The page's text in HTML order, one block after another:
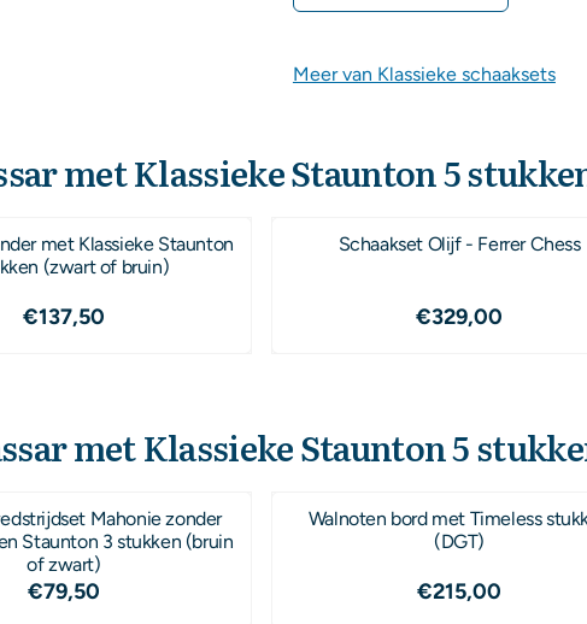
Meer van Klassieke schaaksets
met Klassieke Staunton 5
met Klassieke Staunton
(zwart of bruin)
Prijs: 137,50
€137,50
Schaakset Olijf - Ferrer Chess
Prijs: 329,00
€329,00
met Klassieke Staunton 5
Mahonie zonder
Staunton 3 stukken (bruin
of zwart)
Prijs: 79,50
€79,50
Walnoten bord met Timeless
(DGT)
Prijs: 215,00
€215,00